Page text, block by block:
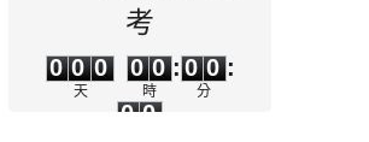
考
0 0 0
天
0
0 0
時
: 0 0
分
:
0
0
0
0